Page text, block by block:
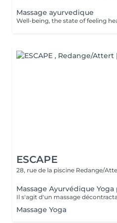
Massage ayurvedique
ESCAPE
28, rue de la piscine Redange/
Massage Ayurvédique Yoga
Massage Yoga